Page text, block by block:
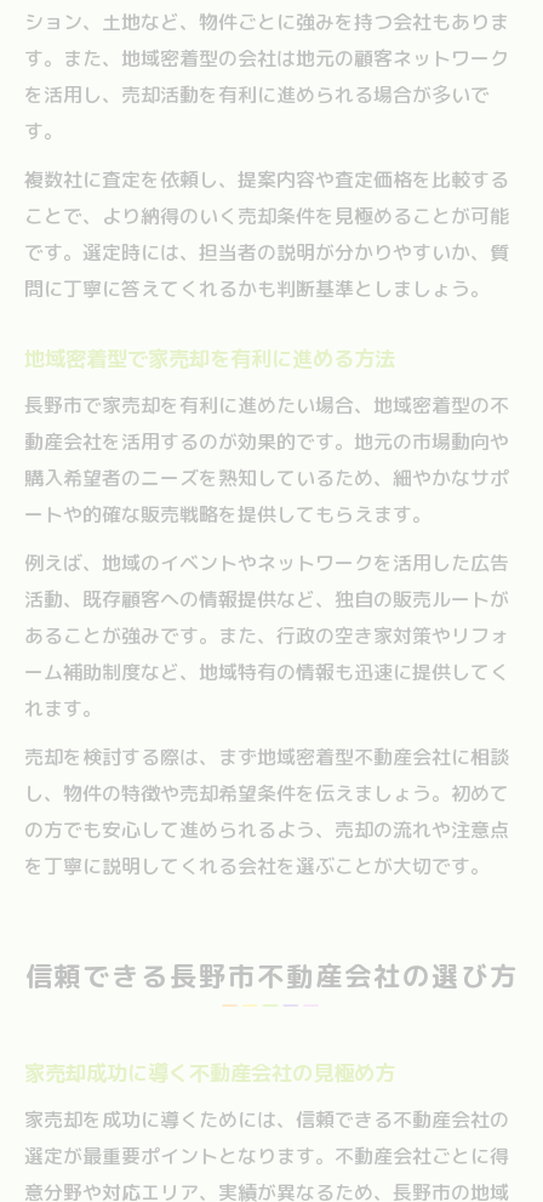
ション、土地など、物件ごとに強みを持つ会社もありま
す。また、地域密着型の会社は地元の顧客ネットワーク
を活用し、売却活動を有利に進められる場合が多いで
す。
複数社に査定を依頼し、提案内容や査定価格を比較する
ことで、より納得のいく売却条件を見極めることが可能
です。選定時には、担当者の説明が分かりやすいか、質
問に丁寧に答えてくれるかも判断基準としましょう。
地域密着型で家売却を有利に進める方法
長野市で家売却を有利に進めたい場合、地域密着型の不
動産会社を活用するのが効果的です。地元の市場動向や
購入希望者のニーズを熟知しているため、細やかなサポ
ートや的確な販売戦略を提供してもらえます。
例えば、地域のイベントやネットワークを活用した広告
活動、既存顧客への情報提供など、独自の販売ルートが
あることが強みです。また、行政の空き家対策やリフォ
ーム補助制度など、地域特有の情報も迅速に提供してく
れます。
売却を検討する際は、まず地域密着型不動産会社に相談
し、物件の特徴や売却希望条件を伝えましょう。初めて
の方でも安心して進められるよう、売却の流れや注意点
を丁寧に説明してくれる会社を選ぶことが大切です。
信頼できる長野市不動産会社の選び方
家売却成功に導く不動産会社の見極め方
家売却を成功に導くためには、信頼できる不動産会社の
選定が最重要ポイントとなります。不動産会社ごとに得
意分野や対応エリア、実績が異なるため、長野市の地域